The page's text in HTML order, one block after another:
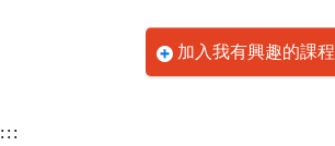
加入我有興趣的課程
:::